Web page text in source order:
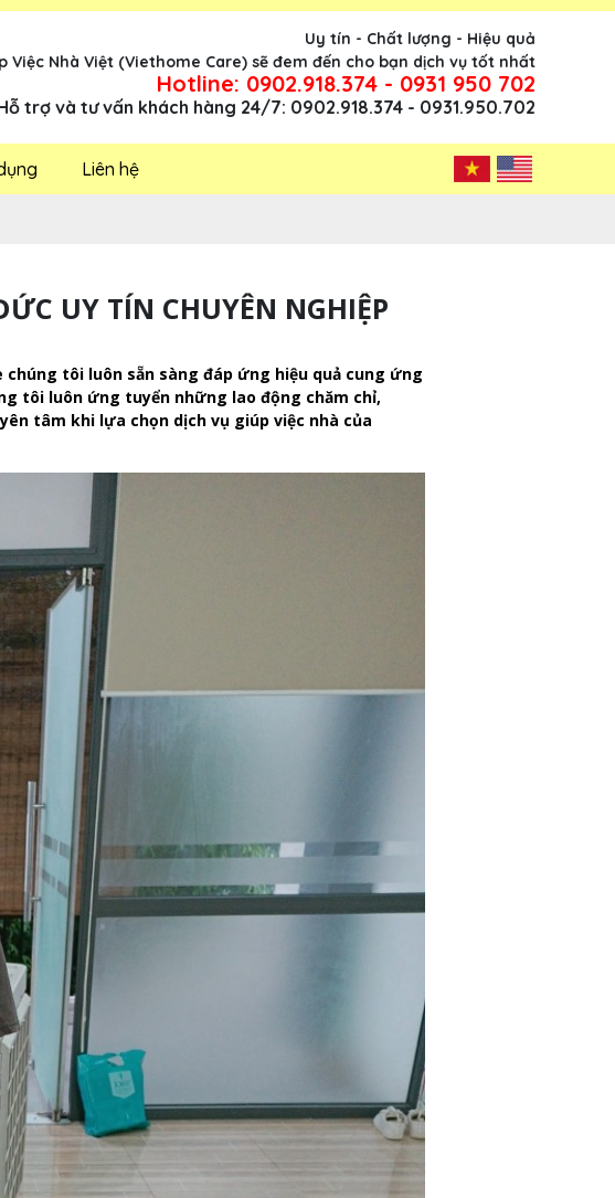
Uy tín - Chất lượng - Hiệu quả
Việc Nhà Việt (Viethome Care) sẽ đem đến cho bạn dịch vụ tốt nhất
Hotline: 0902.918.374 - 0931 950 702
trợ và tư vấn khách hàng 24/7: 0902.918.374 - 0931.950.702
Liên hệ
UY TÍN CHUYÊN NGHIỆP
tôi luôn sẵn sàng đáp ứng hiệu quả cung ứng
tôi luôn ứng tuyển những lao động chăm chỉ,
tâm khi lựa chọn dịch vụ giúp việc nhà của